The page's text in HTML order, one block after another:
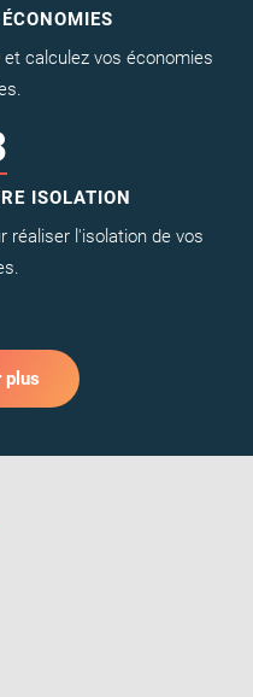
calculez vos économies
ISOLATION
réaliser l'isolation de vos
plus